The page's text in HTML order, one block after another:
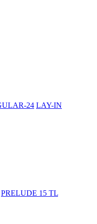
24 LAY-IN
PRELUDE 15 TL